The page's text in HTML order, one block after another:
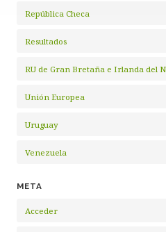
República Checa
Resultados
RU de Gran Bretaña e Irlanda del
Unión Europea
Uruguay
Venezuela
META
Acceder